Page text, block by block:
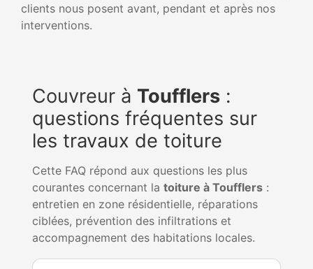
clients nous posent avant, pendant et après nos
interventions.
Couvreur à Toufflers :
questions fréquentes sur
les travaux de toiture
Cette FAQ répond aux questions les plus
courantes concernant la toiture à Toufflers :
entretien en zone résidentielle, réparations
ciblées, prévention des infiltrations et
accompagnement des habitations locales.